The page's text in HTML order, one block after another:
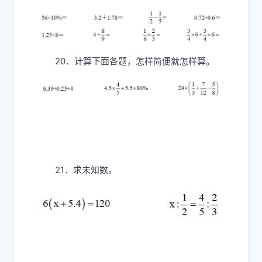
20．计算下面各题，怎样简便就怎样算。
21．求未知数。